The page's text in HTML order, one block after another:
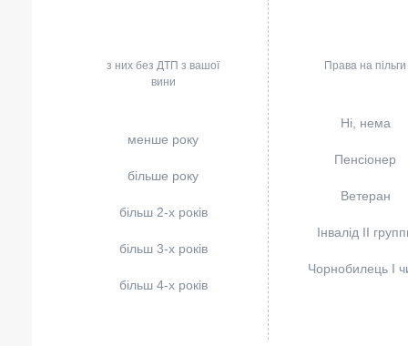
з них без ДТП з вашої
вини
менше року
більше року
більш 2-х років
більш 3-х років
більш 4-х років
Права на пільги
Ні, нема
Пенсіонер
Ветеран
Інвалід II
Чорнобилець I